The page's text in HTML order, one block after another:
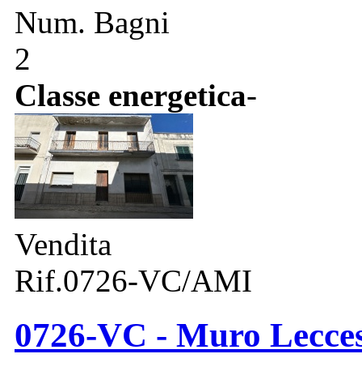
Num. Bagni
2
Classe energetica-
Vendita
Rif.0726-VC/AMI
0726-VC - Muro